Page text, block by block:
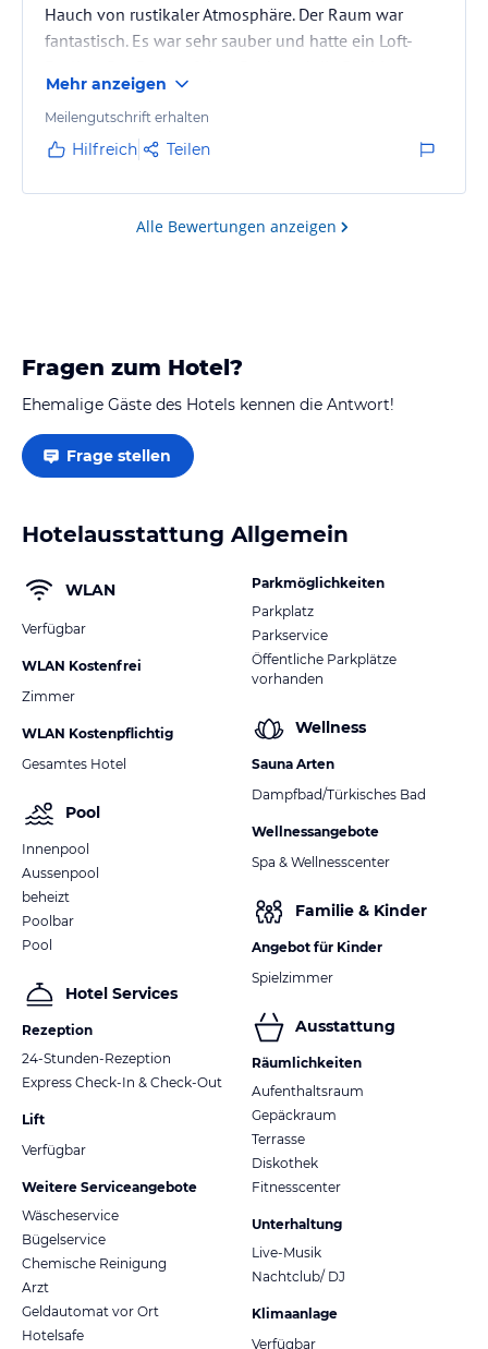
Hauch von rustikaler Atmosphäre. Der Raum war
fantastisch. Es war sehr sauber und hatte ein Loft-
eine tolle Atmosphäre, um die Skyline von Dallas zu
sehen.
Mehr anzeigen
Meilengutschrift erhalten
Hilfreich Teilen
Alle Bewertungen anzeigen
Fragen zum Hotel?
Ehemalige Gäste des Hotels kennen die Antwort!
Frage stellen
Hotelausstattung Allgemein
WLAN
Verfügbar
WLAN Kostenfrei
Zimmer
WLAN Kostenpflichtig
Gesamtes Hotel
Pool
Innenpool
Aussenpool
beheizt
Poolbar
Pool
Hotel Services
Rezeption
24-Stunden-Rezeption
Express Check-In & Check-Out
Lift
Verfügbar
Weitere Serviceangebote
Wäscheservice
Bügelservice
Chemische Reinigung
Arzt
Geldautomat vor Ort
Hotelsafe
Parkmöglichkeiten
Parkplatz
Parkservice
Öffentliche Parkplätze
vorhanden
Wellness
Sauna Arten
Dampfbad/Türkisches Bad
Wellnessangebote
Spa & Wellnesscenter
Familie & Kinder
Angebot für Kinder
Spielzimmer
Ausstattung
Räumlichkeiten
Aufenthaltsraum
Gepäckraum
Terrasse
Diskothek
Fitnesscenter
Unterhaltung
Live-Musik
Nachtclub/ DJ
Klimaanlage
Verfügbar